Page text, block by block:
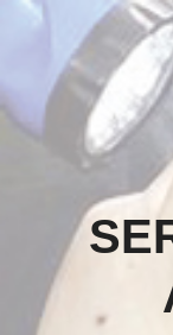
Skip
content